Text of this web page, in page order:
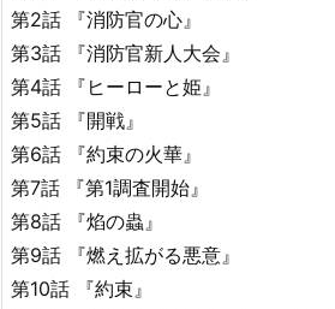
第2話 『消防官の心』
第3話 『消防官新人大会』
第4話 『ヒーローと姫』
第5話 『開戦』
第6話 『約束の火華』
第7話 『第1調査開始』
第8話 『焰の蟲』
第9話 『燃え拡がる悪意』
第10話 『約束』